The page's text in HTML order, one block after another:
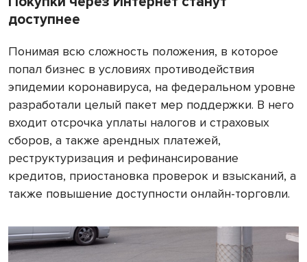
доступнее
Понимая всю сложность положения, в которое
попал бизнес в условиях противодействия
эпидемии коронавируса, на федеральном уровне
разработали целый пакет мер поддержки. В него
входит отсрочка уплаты налогов и страховых
сборов, а также арендных платежей,
реструктуризация и рефинансирование
кредитов, приостановка проверок и взысканий, а
также повышение доступности онлайн-торговли.